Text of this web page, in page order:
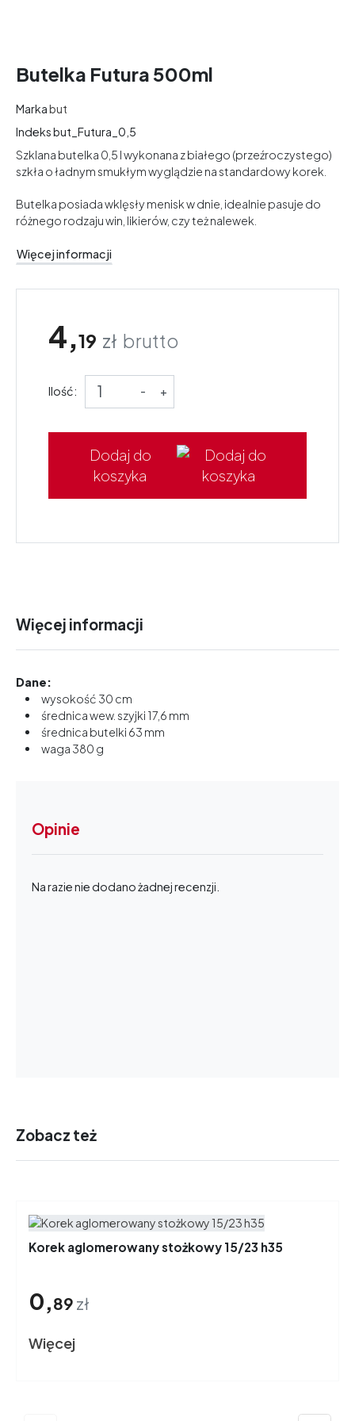
Butelka Futura 500ml
Markabut
Indeksbut_Futura_0,5
Szklana butelka 0,5 l wykonana z białego (przeźroczystego)
szkła o ładnym smukłym wyglądzie na standardowy korek.
Butelka posiada wklęsły menisk w dnie, idealnie pasuje do
różnego rodzaju win, likierów, czy też nalewek.
Więcej informacji
4,19 zł brutto
Ilość: - +
Dodaj do
koszyka
Więcej informacji
Dane:
wysokość 30 cm
średnica wew. szyjki 17,6 mm
średnica butelki 63 mm
waga 380 g
Opinie
Na razie nie dodano żadnej recenzji.
Zobacz też
Korek aglomerowany stożkowy 15/23 h35
0,89 zł
Więcej